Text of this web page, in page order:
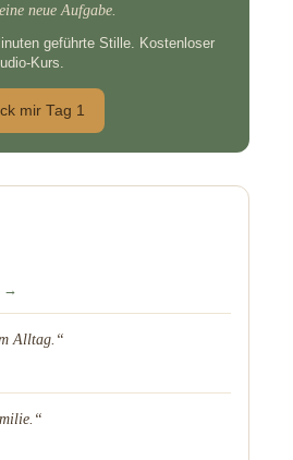
neue Aufgabe.
geführte Stille. Kostenloser
Kurs.
mir Tag 1
→
Alltag.“